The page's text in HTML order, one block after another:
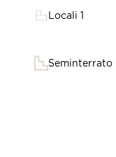
Locali 1
Seminterrato